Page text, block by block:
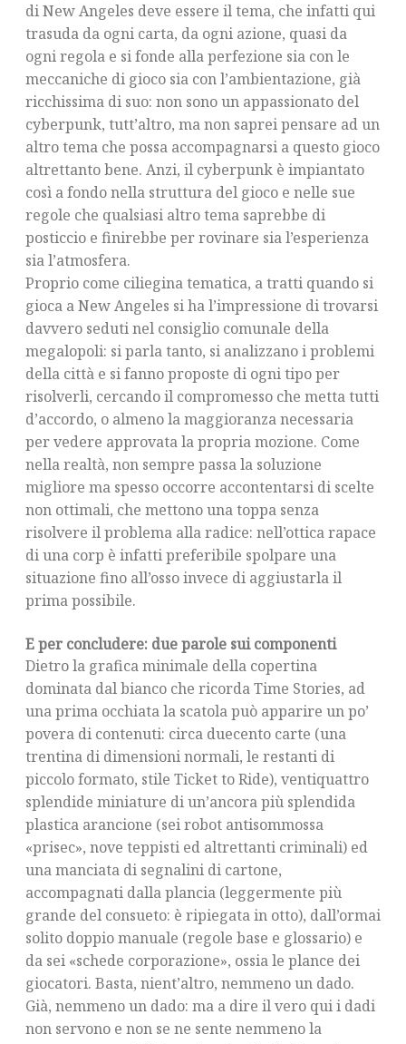
di New Angeles deve essere il tema, che infatti qui
trasuda da ogni carta, da ogni azione, quasi da
ogni regola e si fonde alla perfezione sia con le
meccaniche di gioco sia con l’ambientazione, già
ricchissima di suo: non sono un appassionato del
cyberpunk, tutt’altro, ma non saprei pensare ad un
altro tema che possa accompagnarsi a questo gioco
altrettanto bene. Anzi, il cyberpunk è impiantato
così a fondo nella struttura del gioco e nelle sue
regole che qualsiasi altro tema saprebbe di
posticcio e finirebbe per rovinare sia l’esperienza
sia l’atmosfera.
Proprio come ciliegina tematica, a tratti quando si
gioca a New Angeles si ha l’impressione di trovarsi
davvero seduti nel consiglio comunale della
megalopoli: si parla tanto, si analizzano i problemi
della città e si fanno proposte di ogni tipo per
risolverli, cercando il compromesso che metta tutti
d’accordo, o almeno la maggioranza necessaria
per vedere approvata la propria mozione. Come
nella realtà, non sempre passa la soluzione
migliore ma spesso occorre accontentarsi di scelte
non ottimali, che mettono una toppa senza
risolvere il problema alla radice: nell’ottica rapace
di una corp è infatti preferibile spolpare una
situazione fino all’osso invece di aggiustarla il
prima possibile.
E per concludere: due parole sui componenti
Dietro la grafica minimale della copertina
dominata dal bianco che ricorda Time Stories, ad
una prima occhiata la scatola può apparire un po’
povera di contenuti: circa duecento carte (una
trentina di dimensioni normali, le restanti di
piccolo formato, stile Ticket to Ride), ventiquattro
splendide miniature di un’ancora più splendida
plastica arancione (sei robot antisommossa
«prisec», nove teppisti ed altrettanti criminali) ed
una manciata di segnalini di cartone,
accompagnati dalla plancia (leggermente più
grande del consueto: è ripiegata in otto), dall’ormai
solito doppio manuale (regole base e glossario) e
da sei «schede corporazione», ossia le plance dei
giocatori. Basta, nient’altro, nemmeno un dado.
Già, nemmeno un dado: ma a dire il vero qui i dadi
non servono e non se ne sente nemmeno la